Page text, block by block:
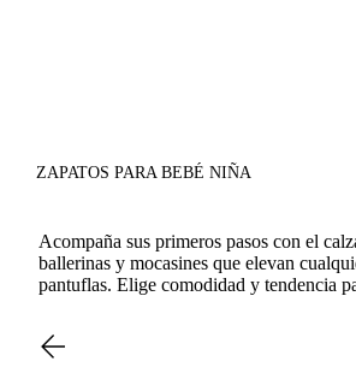
ZAPATOS PARA BEBÉ NIÑA
Acompaña sus primeros pasos con el
ballerinas y mocasines que elevan
pantuflas. Elige comodidad y tendencia